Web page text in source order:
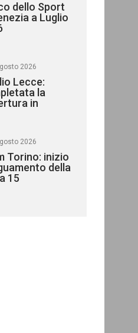
dello Sport
a Luglio
2026
Lecce:
la
in
2026
Torino: inizio
della
15